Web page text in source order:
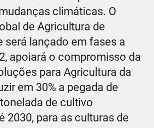
climáticas. O
de Agricultura de
será lançado em fases a
apoiará o compromisso da
para Agricultura da
em 30% a pegada de
de cultivo
2030, para as culturas de